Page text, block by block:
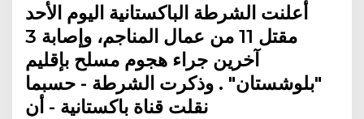
أعلنت الشرطة الباكستانية اليوم الأحد
مقتل 11 من عمال المناجم، وإصابة 3
آخرين جراء هجوم مسلح بإقليم
"بلوشستان" . وذكرت الشرطة - حسبما
نقلت قناة باكستانية - أن